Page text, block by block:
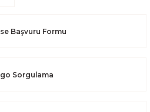
Başvuru Formu
Sorgulama